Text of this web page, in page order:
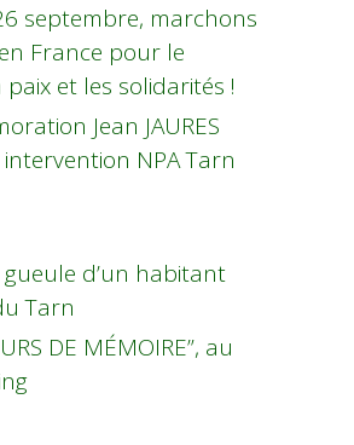
septembre, marchons
France pour le
et les solidarités !
Jean JAURES
intervention NPA Tarn
d’un habitant
Tarn
DE MÉMOIRE”, au